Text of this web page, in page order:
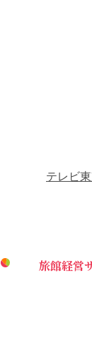
テレビ
旅館経営